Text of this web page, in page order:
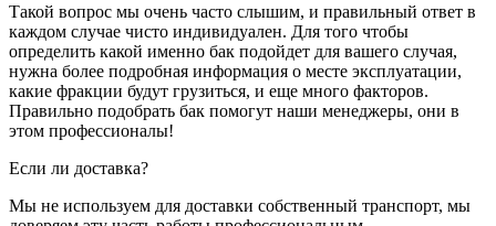
Такой вопрос мы очень часто слышим, и правильный ответ в
каждом случае чисто индивидуален. Для того чтобы
определить какой именно бак подойдет для вашего случая,
нужна более подробная информация о месте эксплуатации,
какие фракции будут грузиться, и еще много факторов.
Правильно подобрать бак помогут наши менеджеры, они в
этом профессионалы!
Если ли доставка?
Мы не используем для доставки собственный транспорт, мы